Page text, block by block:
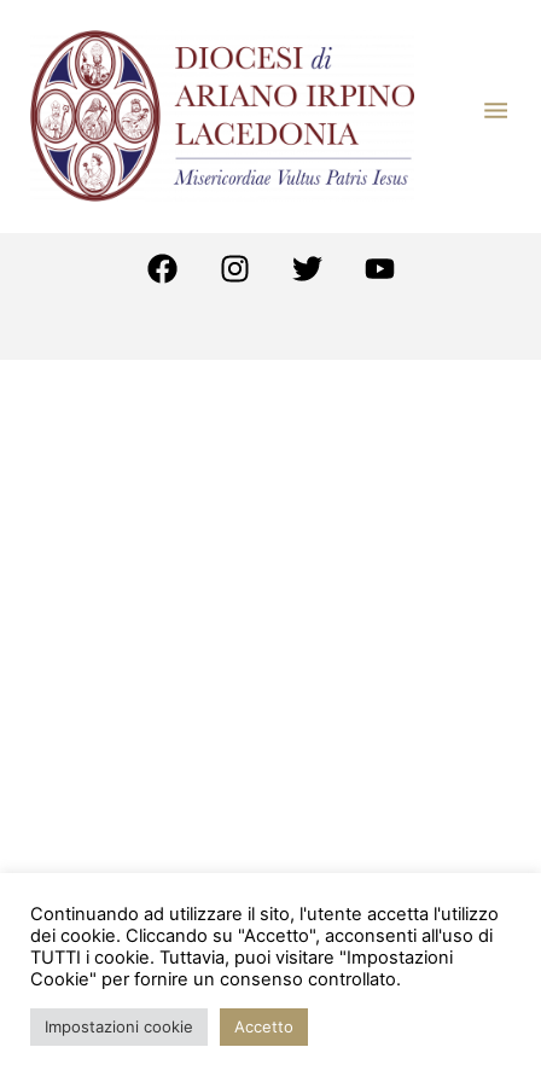
Diocesi di Ariano irpino – Lacedonia
Privacy & Cookie Policy
Continuando ad utilizzare il sito, l'utente accetta l'utilizzo
dei cookie. Cliccando su "Accetto", acconsenti all'uso di
TUTTI i cookie. Tuttavia, puoi visitare "Impostazioni
Cookie" per fornire un consenso controllato.
Impostazioni cookie Accetto